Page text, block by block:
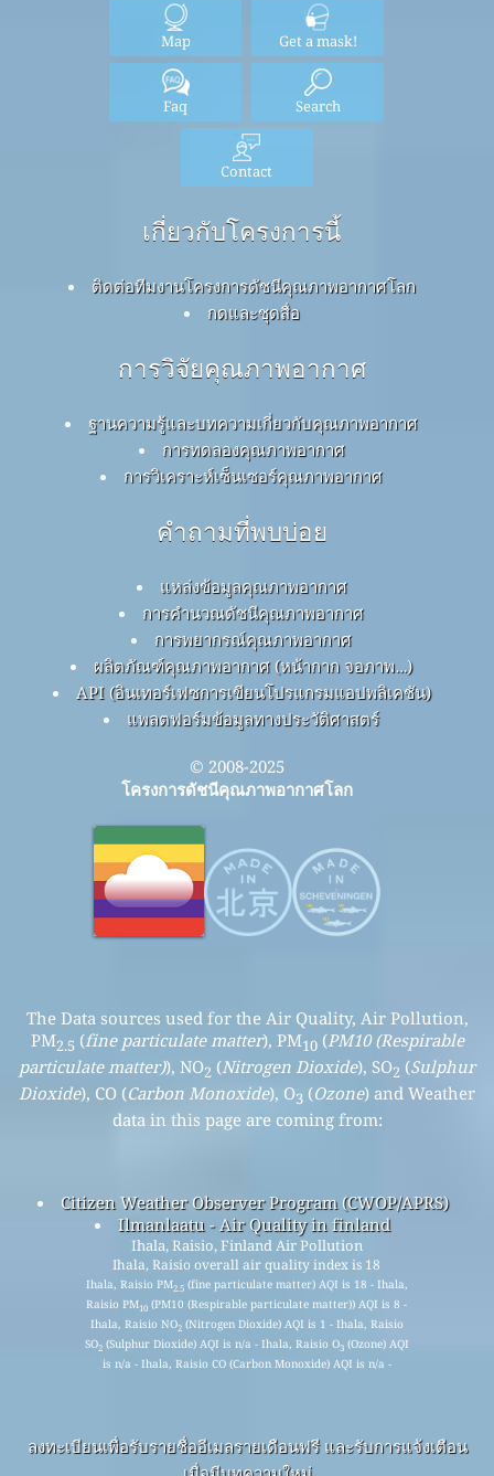
Map Get a mask!
Faq Search
Contact
เกี่ยวกับโครงการนี้
ติดต่อทีมงานโครงการดัชนีคุณภาพอากาศโลก
กดและชุดสื่อ
การวิจัยคุณภาพอากาศ
ฐานความรู้และบทความเกี่ยวกับคุณภาพอากาศ
การทดลองคุณภาพอากาศ
การวิเคราะห์เซ็นเซอร์คุณภาพอากาศ
คำถามที่พบบ่อย
แหล่งข้อมูลคุณภาพอากาศ
การคำนวณดัชนีคุณภาพอากาศ
การพยากรณ์คุณภาพอากาศ
ผลิตภัณฑ์คุณภาพอากาศ (หน้ากาก จอภาพ…)
API (อินเทอร์เฟซการเขียนโปรแกรมแอปพลิเคชัน)
แพลตฟอร์มข้อมูลทางประวัติศาสตร์
© 2008-2025
โครงการดัชนีคุณภาพอากาศโลก
The Data sources used for the Air Quality, Air Pollution,
PM2.5 (fine particulate matter), PM10(PM10 (Respirable
particulate matter)), NO2 (Nitrogen Dioxide), SO2 (Sulphur
Dioxide), CO (Carbon Monoxide), O3 (Ozone) and Weather
data in this page are coming from:
Citizen Weather Observer Program (CWOP/APRS)
Ilmanlaatu - Air Quality in finland
Ihala, Raisio, Finland Air Pollution
Ihala, Raisio overall air quality index is 18
Ihala, Raisio PM2.5(fine particulate matter) AQI is 18 - Ihala,
Raisio PM10 (PM10 (Respirable particulate matter)) AQI is 8 -
Ihala, Raisio NO2(Nitrogen Dioxide) AQI is 1 - Ihala, Raisio
SO2(Sulphur Dioxide) AQI is n/a - Ihala, Raisio O3(Ozone) AQI
is n/a - Ihala, Raisio CO (Carbon Monoxide) AQI is n/a -
ลงทะเบียนเพื่อรับรายชื่ออีเมลรายเดือนฟรี และรับการแจ้งเตือน